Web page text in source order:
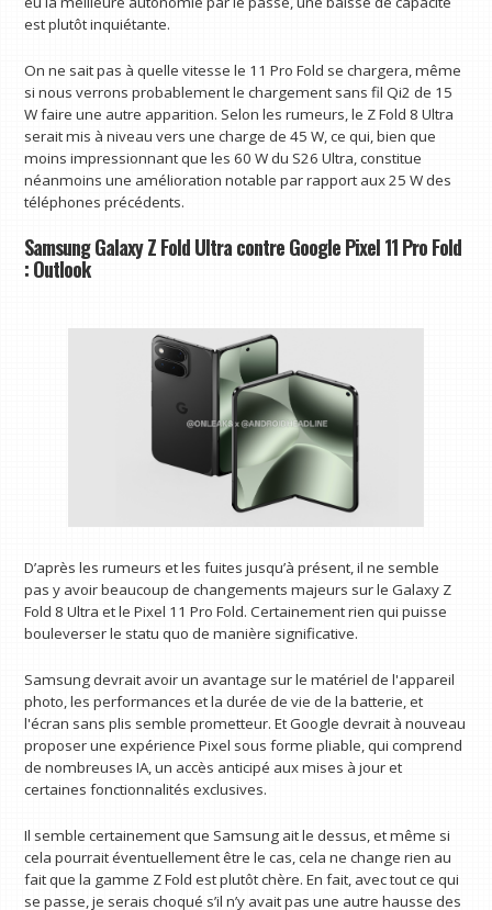
est plutôt inquiétante.
On ne sait pas à quelle vitesse le 11 Pro Fold se chargera, même
si nous verrons probablement le chargement sans fil Qi2 de 15
W faire une autre apparition. Selon les rumeurs, le Z Fold 8 Ultra
serait mis à niveau vers une charge de 45 W, ce qui, bien que
moins impressionnant que les 60 W du S26 Ultra, constitue
néanmoins une amélioration notable par rapport aux 25 W des
téléphones précédents.
Samsung Galaxy Z Fold Ultra contre Google Pixel 11 Pro Fold
: Outlook
D’après les rumeurs et les fuites jusqu’à présent, il ne semble
pas y avoir beaucoup de changements majeurs sur le Galaxy Z
Fold 8 Ultra et le Pixel 11 Pro Fold. Certainement rien qui puisse
bouleverser le statu quo de manière significative.
Samsung devrait avoir un avantage sur le matériel de l'appareil
photo, les performances et la durée de vie de la batterie, et
l'écran sans plis semble prometteur. Et Google devrait à nouveau
proposer une expérience Pixel sous forme pliable, qui comprend
de nombreuses IA, un accès anticipé aux mises à jour et
certaines fonctionnalités exclusives.
Il semble certainement que Samsung ait le dessus, et même si
cela pourrait éventuellement être le cas, cela ne change rien au
fait que la gamme Z Fold est plutôt chère. En fait, avec tout ce qui
se passe, je serais choqué s’il n’y avait pas une autre hausse des